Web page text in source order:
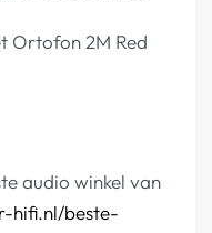
Ortofon 2M Red
audio winkel van
hifi.nl/beste-